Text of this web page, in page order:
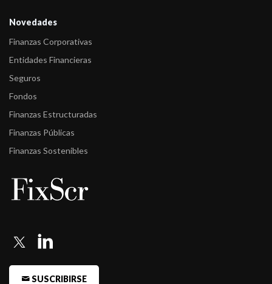
Novedades
Finanzas Corporativas
Entidades Financieras
Seguros
Fondos
Finanzas Estructuradas
Finanzas Públicas
Finanzas Sostenibles
SUSCRIBIRSE